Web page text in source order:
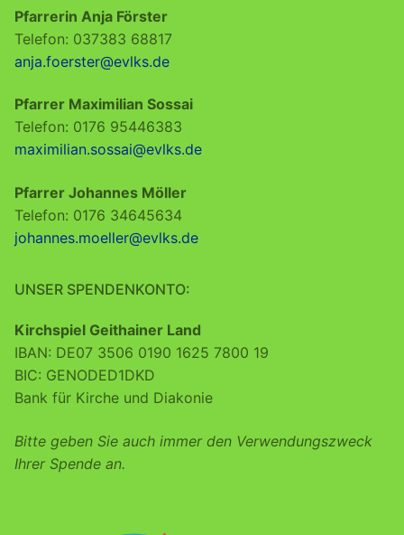
Pfarrerin Anja Förster
Telefon: 037383 68817
anja.foerster@evlks.de
Pfarrer Maximilian Sossai
Telefon: 0176 95446383
maximilian.sossai@evlks.de
Pfarrer Johannes Möller
Telefon: 0176 34645634
johannes.moeller@evlks.de
UNSER SPENDENKONTO:
Kirchspiel Geithainer Land
IBAN: DE07 3506 0190 1625 7800 19
BIC: GENODED1DKD
Bank für Kirche und Diakonie
Bitte geben Sie auch immer den Verwendungszweck
Ihrer Spende an.